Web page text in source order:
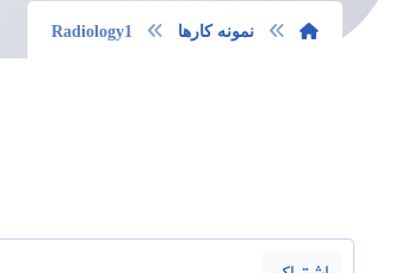
نمونه کارها Radiology1